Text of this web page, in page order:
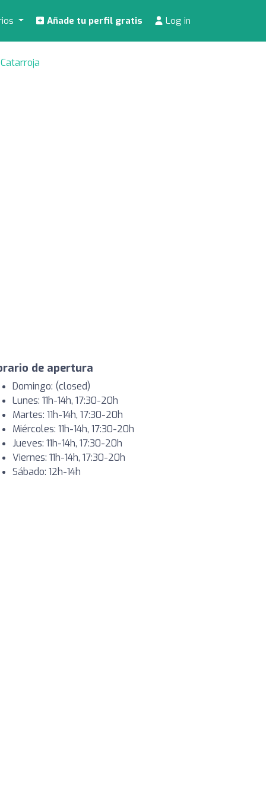
Añade tu perfil gratis Log in
de apertura
Domingo: (closed)
Lunes: 11h-14h, 17:30-20h
Martes: 11h-14h, 17:30-20h
Miércoles: 11h-14h, 17:30-20h
Jueves: 11h-14h, 17:30-20h
Viernes: 11h-14h, 17:30-20h
Sábado: 12h-14h